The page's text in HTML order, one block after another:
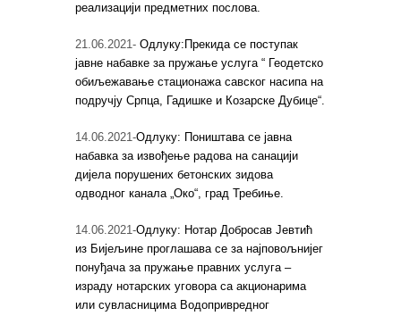
реализацији предметних послова.
21.06.2021- Одлуку:Прекида се поступак
јавне набавке за пружање услуга “ Геодетско
обиљежавање стационажа савског насипа на
подручју Српца, Гадишке и Козарске Дубице“.
14.06.2021-Одлуку: Поништава се јавна
набавка за извођење радова на санацији
дијела порушених бетонских зидова
одводног канала „Око“, град Требиње.
14.06.2021-Одлуку: Нотар Добросав Јевтић
из Бијељине проглашава се за најповољнијег
понуђача за пружање правних услуга –
израду нотарских уговора са акционарима
или сувласницима Водопривредног